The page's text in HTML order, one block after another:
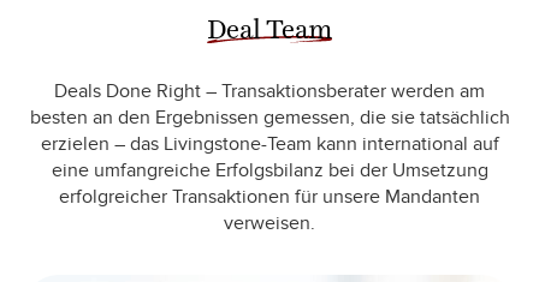
Deal Team
Deals Done Right – Transaktionsberater werden am
besten an den Ergebnissen gemessen, die sie tatsächlich
erzielen – das Livingstone-Team kann international auf
eine umfangreiche Erfolgsbilanz bei der Umsetzung
erfolgreicher Transaktionen für unsere Mandanten
verweisen.